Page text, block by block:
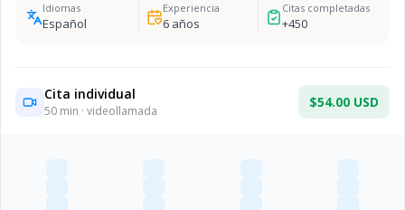
Idiomas
Español
Experiencia
6años
Citas completadas
+450
Cita individual
50 min · videollamada
$54.00 USD